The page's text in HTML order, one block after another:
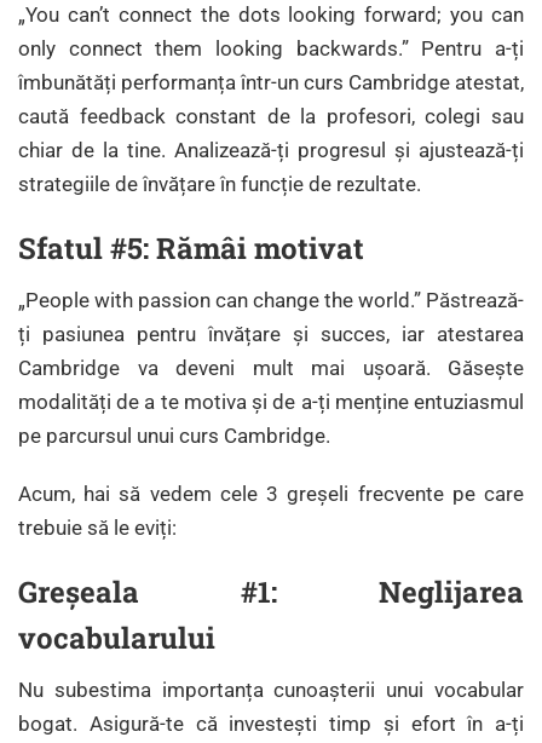
„You can’t connect the dots looking forward; you can
only connect them looking backwards.” Pentru a-ți
îmbunătăți performanța într-un curs Cambridge atestat,
caută feedback constant de la profesori, colegi sau
chiar de la tine. Analizează-ți progresul și ajustează-ți
strategiile de învățare în funcție de rezultate.
Sfatul #5: Rămâi motivat
„People with passion can change the world.” Păstrează-
ți pasiunea pentru învățare și succes, iar atestarea
Cambridge va deveni mult mai ușoară. Găsește
modalități de a te motiva și de a-ți menține entuziasmul
pe parcursul unui curs Cambridge.
Acum, hai să vedem cele 3 greșeli frecvente pe care
trebuie să le eviți:
Greșeala #1: Neglijarea
vocabularului
Nu subestima importanța cunoașterii unui vocabular
bogat. Asigură-te că investești timp și efort în a-ți